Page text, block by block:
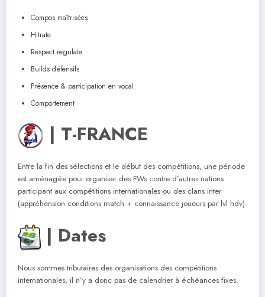
Compos maîtrisées
Hitrate
Respect regulate
Builds défensifs
Présence & participation en vocal
Comportement
| T-FRANCE
Entre la fin des sélections et le début des compétitions, une période
est aménagée pour organiser des FWs contre d’autres nations
participant aux compétitions internationales ou des clans inter
(appréhension conditions match + connaissance joueurs par lvl hdv).
| Dates
Nous sommes tributaires des organisations des compétitions
internationales, il n’y a donc pas de calendrier à échéances fixes.